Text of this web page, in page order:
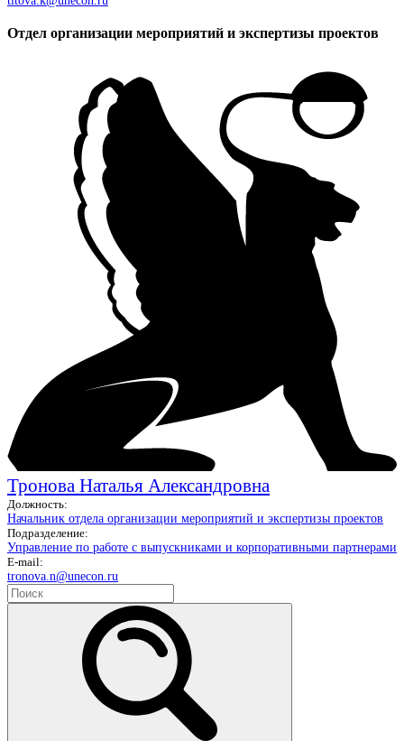
Отдел организации мероприятий и экспертизы проектов
Тронова Наталья Александровна
Должность:
Начальник отдела организации мероприятий и экспертизы проектов
Подразделение:
Управление по работе с выпускниками и корпоративными партнерами
E-mail:
tronova.n@unecon.ru